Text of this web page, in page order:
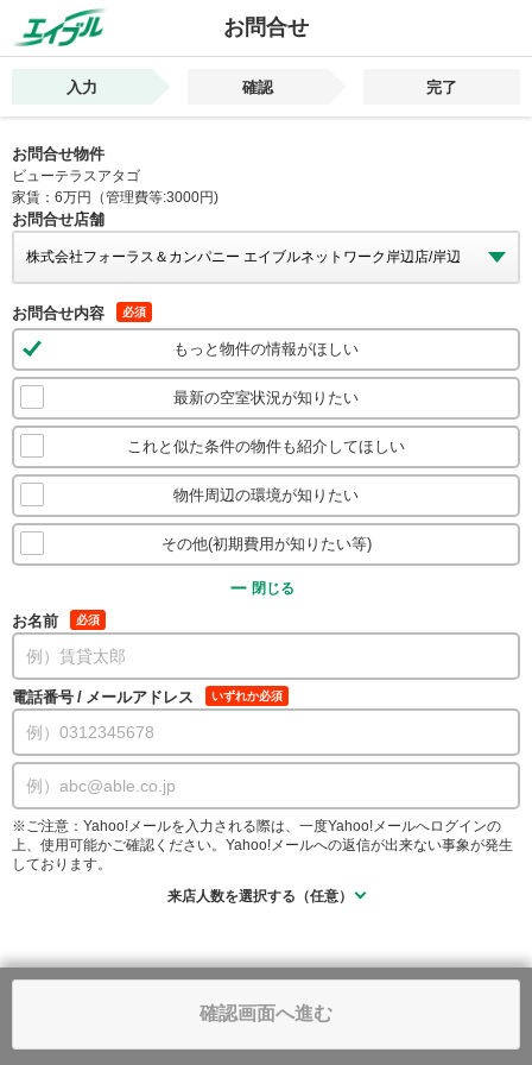
お問合せ
入力 確認 完了
お問合せ物件
ビューテラスアタゴ
家賃：6万円（管理費等:3000円)
お問合せ店舗
お問合せ内容 必須
もっと物件の情報がほしい
最新の空室状況が知りたい
これと似た条件の物件も紹介してほしい
物件周辺の環境が知りたい
その他(初期費用が知りたい等)
閉じる
お名前 必須
電話番号 / メールアドレス いずれか必須
※ご注意：Yahoo!メールを入力される際は、一度Yahoo!メールへログインの
上、使用可能かご確認ください。Yahoo!メールへの返信が出来ない事象が発生
しております。
来店人数を選択する（任意）
確認画面へ進む